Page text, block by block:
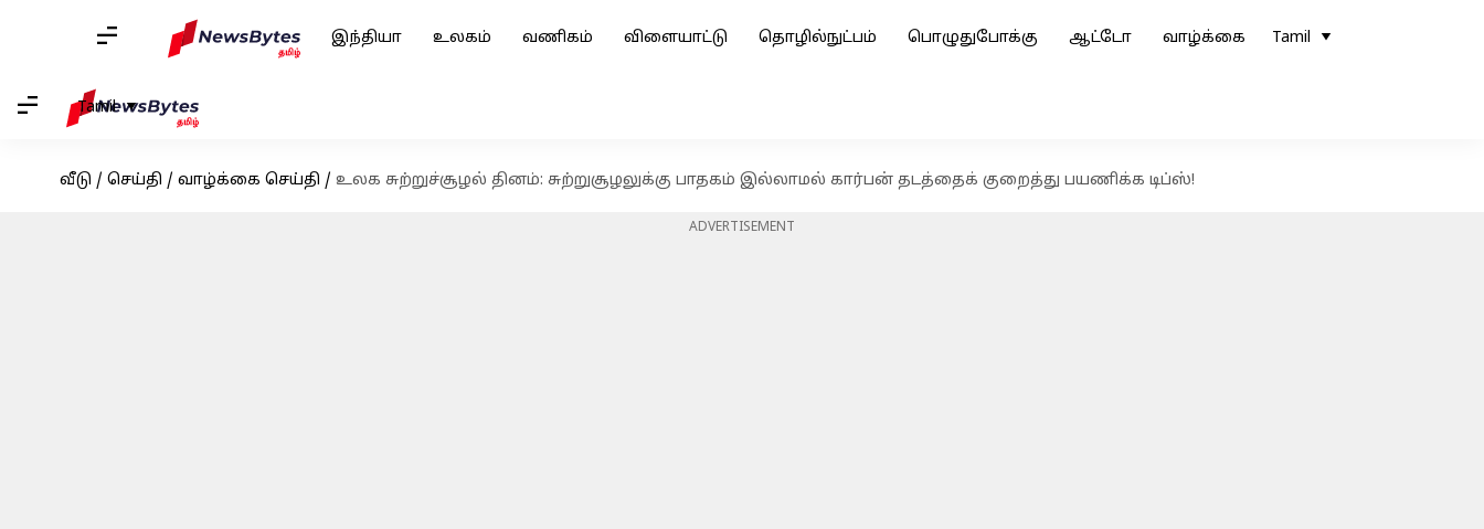
இந்தியா உலகம் வணிகம் விளையாட்டு தொழில்நுட்பம் பொழுதுபோக்கு ஆட்டோ வாழ்க்கை Tamil
Tamil
வீடு / செய்தி / வாழ்க்கை செய்தி / உலக சுற்றுச்சூழல் தினம்: சுற்றுசூழலுக்கு பாதகம் இல்லாமல் கார்பன் தடத்தைக் குறைத்து பயணிக்க டிப்ஸ்!
ADVERTISEMENT